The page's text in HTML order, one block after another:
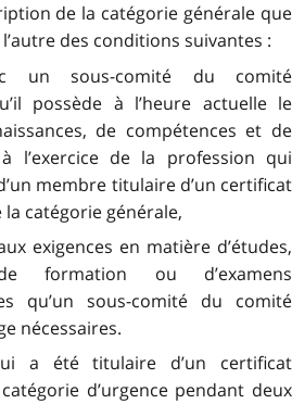
de la catégorie générale que
des conditions suivantes :
un sous-comité du comité
possède à l’heure actuelle le
de compétences et de
l’exercice de la profession qui
membre titulaire d’un certificat
la catégorie générale,
exigences en matière d’études,
formation ou d’examens
qu’un sous-comité du comité
nécessaires.
a été titulaire d’un certificat
d’urgence pendant deux